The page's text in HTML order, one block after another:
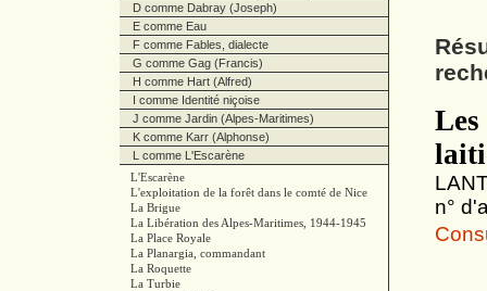
D comme Dabray (Joseph)
E comme Eau
F comme Fables, dialecte
G comme Gag (Francis)
H comme Hart (Alfred)
I comme Identité niçoise
J comme Jardin (Alpes-Maritimes)
K comme Karr (Alphonse)
L comme L'Escarène
L'Escarène
L'exploitation de la forêt dans le comté de Nice
La Brigue
La Libération des Alpes-Maritimes, 1944-1945
La Place Royale
La Planargia, commandant
La Roquette
La Turbie
n°